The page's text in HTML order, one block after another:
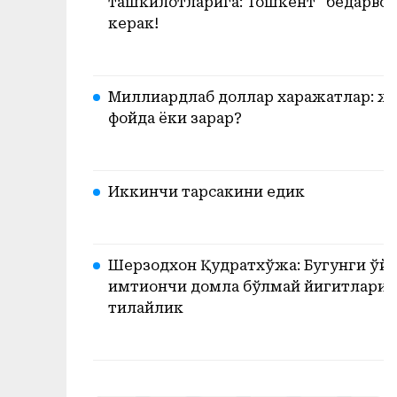
керак!
Миллиардлаб доллар харажатлар:
фойда ёки зарар?
Иккинчи тарсакини едик
Шерзодхон Қудратхўжа: Бугунги
имтиҳончи домла бўлмай
тилайлик